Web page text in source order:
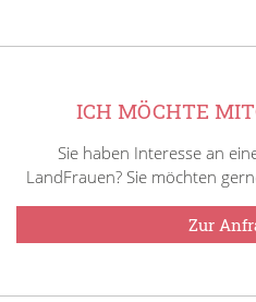
ICH MÖCHTE
Sie haben Interesse an
LandFrauen? Sie möchten
Zur